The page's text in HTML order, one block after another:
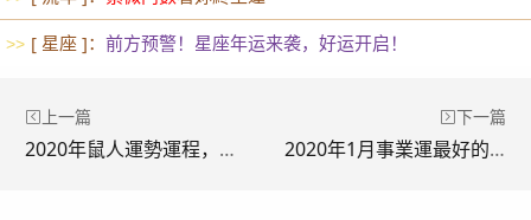
>> [ 星座 ]： 前方预警！星座年运来袭，好运开启！
上一篇
2020年鼠人運勢運程，運勢震蕩中走高，有所好轉
下一篇
2020年1月事業運最好的生肖，屬蛇人吉星庇護，桃花多多